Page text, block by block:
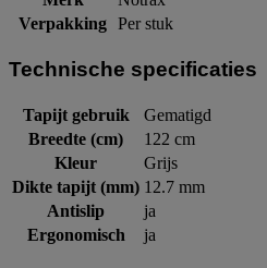
Verpakking Per stuk
Technische specificaties
Tapijt gebruik
Gematigd
Breedte (cm)
122 cm
Kleur
Grijs
Dikte tapijt (mm) 12.7 mm
Antislip
ja
Ergonomisch
ja